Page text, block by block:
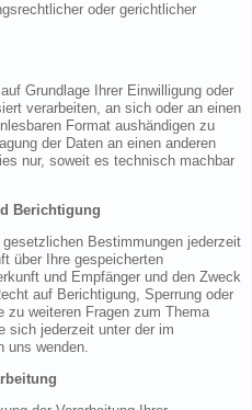
oder gerichtlicher
Grundlage Ihrer Einwilligung oder
verarbeiten, an sich oder an einen
Format aushändigen zu
der Daten an einen anderen
nur, soweit es technisch machbar
Berichtigung
Bestimmungen jederzeit
über Ihre gespeicherten
und Empfänger und den Zweck
auf Berichtigung, Sperrung oder
zu weiteren Fragen zum Thema
sich jederzeit unter der im
uns wenden.